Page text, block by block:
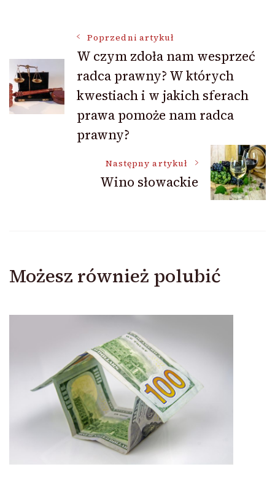
Nawigacja
wpisu
Poprzedni artykuł
W czym zdoła nam wesprzeć
radca prawny? W których
kwestiach i w jakich sferach
prawa pomoże nam radca
prawny?
Następny artykuł
Wino słowackie
Możesz również polubić